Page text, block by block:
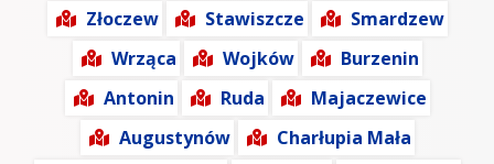
Złoczew
Stawiszcze
Smardzew
Wrząca
Wojków
Burzenin
Antonin
Ruda
Majaczewice
Augustynów
Charłupia Mała